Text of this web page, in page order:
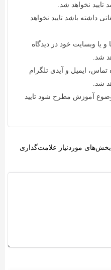
تایید نخواهد شد.
داشته باشد تایید نخواهد
یا وبسایت خود در دیدگاه
شد.
تماس، ایمیل و آیدی تلگرام
شد.
آموزش مطرح شود تایید
بخش‌های موردنیاز علامت‌گذاری